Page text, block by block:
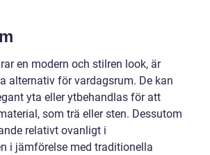
en modern och stilren look, är
alternativ för vardagsrum. De kan
yta eller ytbehandlas för att
som trä eller sten. Dessutom
relativt ovanligt i
i jämförelse med traditionella